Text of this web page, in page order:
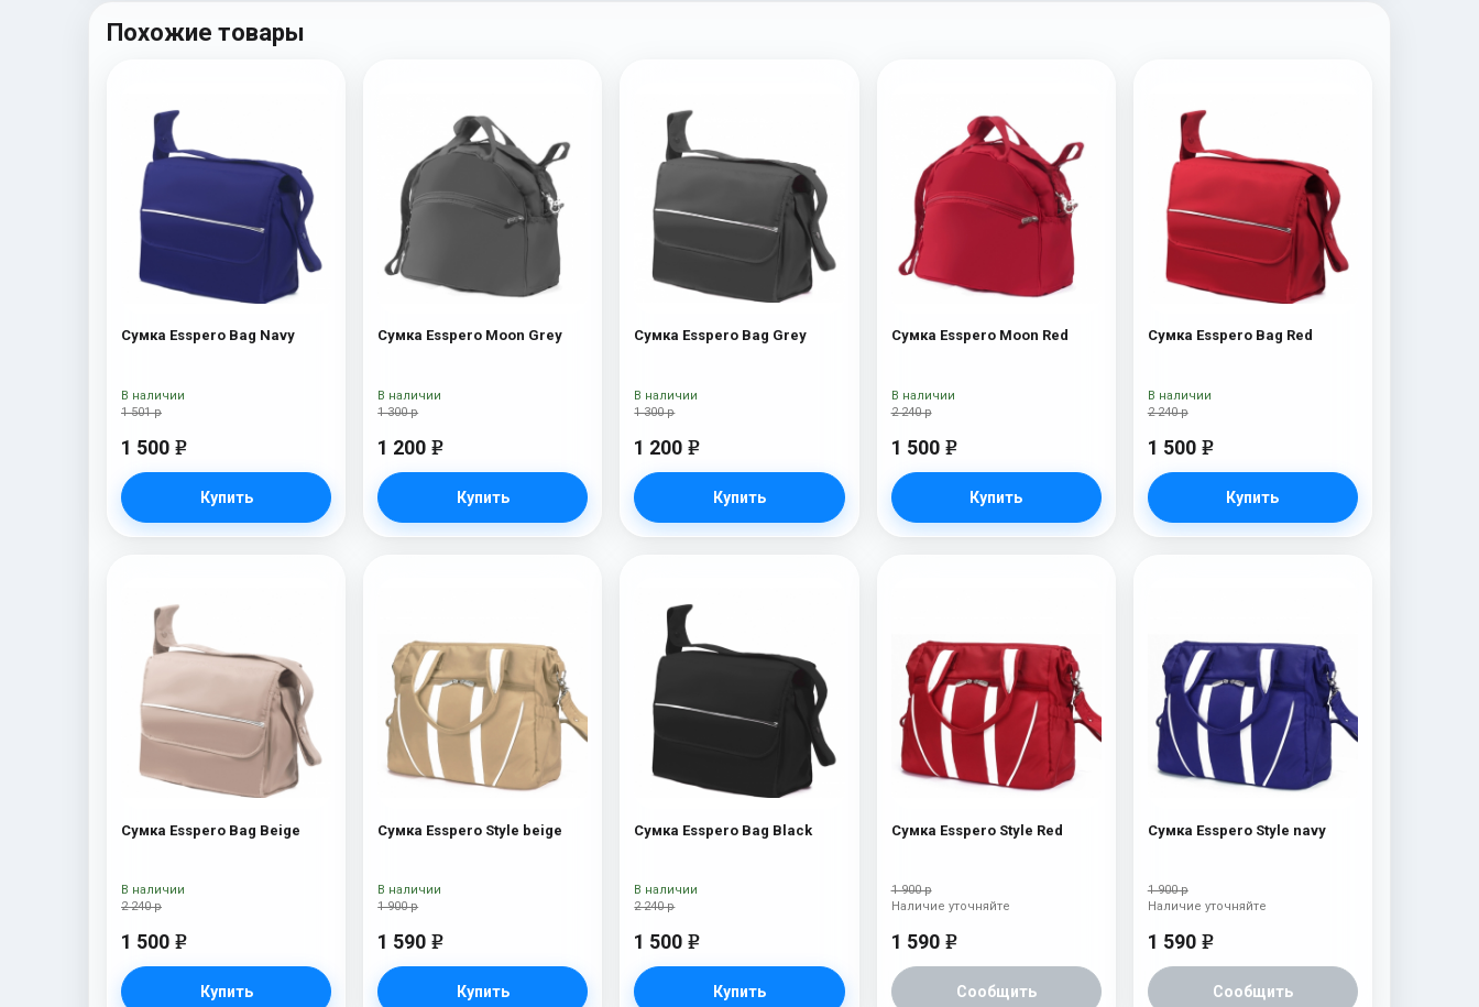
Похожие товары
Сумка Esspero Bag Navy
1 501 р
1 500 e
Купить
В наличии
Сумка Esspero Moon Grey
1 300 р
1 200 e
Купить
В наличии
Сумка Esspero Bag Grey
1 300 р
1 200 e
Купить
В наличии
Сумка Esspero Moon Red
2 240 р
1 500 e
Купить
В наличии
Сумка Esspero Bag Red
2 240 р
1 500 e
Купить
В наличии
Сумка Esspero Bag Beige
2 240 р
1 500 e
Купить
В наличии
Сумка Esspero Style beige
1 900 р
1 590 e
Купить
В наличии
Сумка Esspero Bag Black
2 240 р
1 500 e
Купить
В наличии
Сумка Esspero Style Red
1 900 р
1 590 e
Сообщить
Наличие уточняйте
Сумка Esspero Style navy
1 900 р
1 590 e
Сообщить
Наличие уточняйте